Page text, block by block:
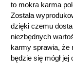
to mokra karma
Została
dzięki czemu
niezbędnych
karmy sprawia, że
będzie się mógł